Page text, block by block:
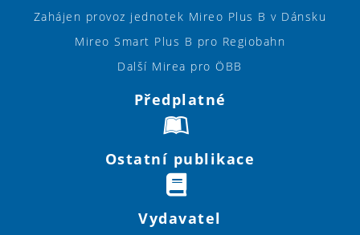
Zahájen provoz jednotek Mireo Plus B v Dánsku
Mireo Smart Plus B pro Regiobahn
Další Mirea pro ÖBB
Předplatné
Ostatní publikace
Vydavatel